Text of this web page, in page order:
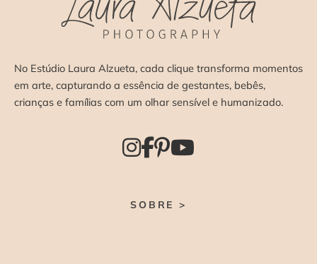
No Estúdio Laura Alzueta, cada clique transforma momentos
em arte, capturando a essência de gestantes, bebês,
crianças e famílias com um olhar sensível e humanizado.
SOBRE >